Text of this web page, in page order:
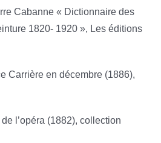
Cabanne « Dictionnaire des
1820- 1920 », Les éditions
Carrière en décembre (1886),
l’opéra (1882), collection